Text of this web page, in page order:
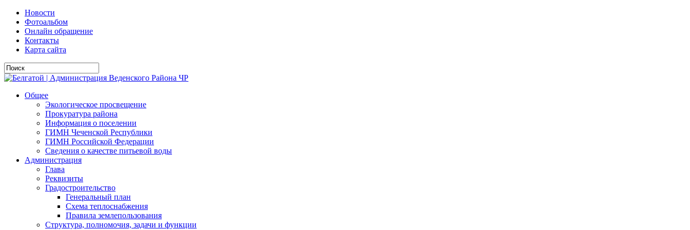
Новости
Фотоальбом
Онлайн обращение
Контакты
Карта сайта
Общее
Экологическое просвещение
Прокуратура района
Информация о поселении
ГИМН Чеченской Республики
ГИМН Российской Федерации
Сведения о качестве питьевой воды
Администрация
Глава
Реквизиты
Градостроительство
Генеральный план
Схема теплоснабжения
Правила землепользования
Структура, полномочия, задачи и функции